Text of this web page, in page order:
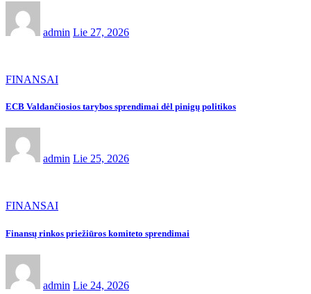
admin Lie 27, 2026
FINANSAI
ECB Valdančiosios tarybos sprendimai dėl pinigų politikos
admin Lie 25, 2026
FINANSAI
Finansų rinkos priežiūros komiteto sprendimai
admin Lie 24, 2026